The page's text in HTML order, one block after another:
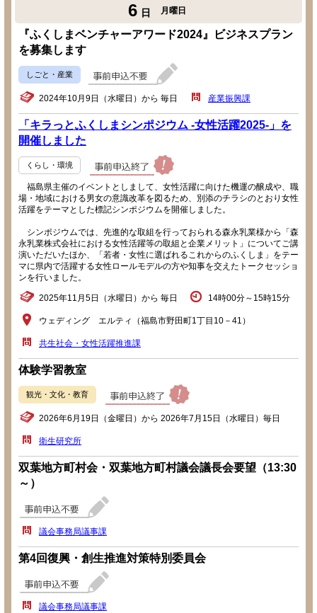
6 日 月曜日
『ふくしまベンチャーアワード2024』ビジネスプラン
を募集します
しごと・産業
2024年10月9日（水曜日）から 毎日 産業振興課
「キラっとふくしまシンポジウム -女性活躍2025-」を
開催しました
くらし・環境
福島県主催のイベントとしまして、女性活躍に向けた機運の醸成や、職
場・地域における男女の意識改革を図るため、別添のチラシのとおり女性
活躍をテーマとした標記シンポジウムを開催しました。
シンポジウムでは、先進的な取組を行っておられる森永乳業様から「森
永乳業株式会社における女性活躍等の取組と企業メリット」についてご講
演いただいたほか、「若者・女性に選ばれるこれからのふくしま」をテー
マに県内で活躍する女性ロールモデルの方や知事を交えたトークセッショ
ンを行いました。
2025年11月5日（水曜日）から 毎日 14時00分～15時15分
ウェディング エルティ（福島市野田町1丁目10－41）
共生社会・女性活躍推進課
体験学習教室
観光・文化・教育
2026年6月19日（金曜日）から 2026年7月15日（水曜日）毎日
衛生研究所
双葉地方町村会・双葉地方町村議会議長会要望（13:30
～）
議会事務局議事課
第4回復興・創生推進対策特別委員会
議会事務局議事課